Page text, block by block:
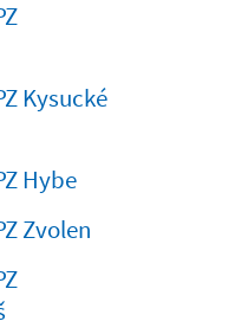
Kysucké
Hybe
Zvolen